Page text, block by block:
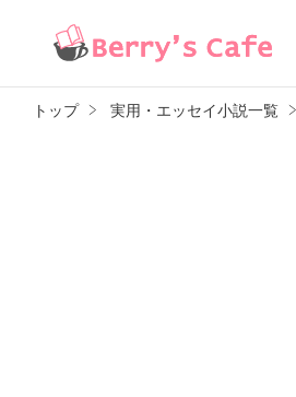
トップ 実用・エッセイ小説一覧